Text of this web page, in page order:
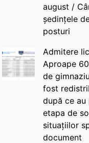
august /
ședințele
posturi
Admitere
Aproape
de
fost
după ce
etapa de
situațiilor
document